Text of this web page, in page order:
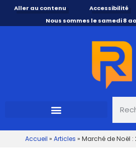
Aller au contenu Accessibilité
Nous sommes le samedi 8
Accueil » Articles » Marché de Noël